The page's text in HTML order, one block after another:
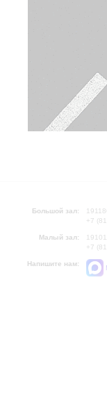
Большой зал:
+7
Малый зал:
+7
Напишите нам: